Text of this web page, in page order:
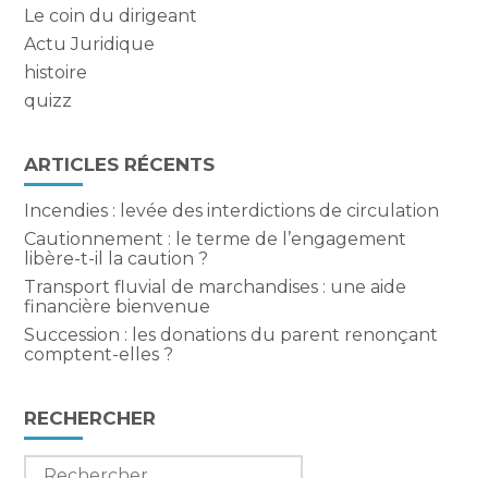
Le coin du dirigeant
Actu Juridique
histoire
quizz
ARTICLES RÉCENTS
Incendies : levée des interdictions de circulation
Cautionnement : le terme de l’engagement
libère-t-il la caution ?
Transport fluvial de marchandises : une aide
financière bienvenue
Succession : les donations du parent renonçant
comptent-elles ?
RECHERCHER
Rechercher :